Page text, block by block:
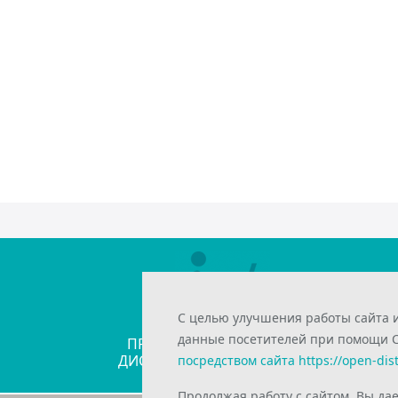
ИНТЕЛЛЕКТУАЛЬНАЯ
ПРОГРАММНАЯ ПЛАТФОРМА
ДИСТАНЦИОННОГО ОБУЧЕНИЯ
С целью улучшения работы сайта
данные посетителей при помощи
посредством сайта https://open-